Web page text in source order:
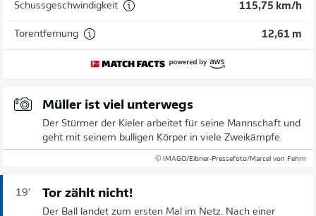
Schussgeschwindigkeit 115,75 km/h
Torentfernung 12,61 m
Müller ist viel unterwegs
Der Stürmer der Kieler arbeitet für seine Mannschaft und
geht mit seinem bulligen Körper in viele Zweikämpfe.
© IMAGO/Eibner-Pressefoto/Marcel von Fehrn
19' Tor zählt nicht!
Der Ball landet zum ersten Mal im Netz. Nach einer